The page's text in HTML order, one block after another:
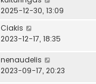
2025-12-30, 13:09
Ciakis
2023-12-17, 18:35
nenaudelis
2023-09-17, 20:23